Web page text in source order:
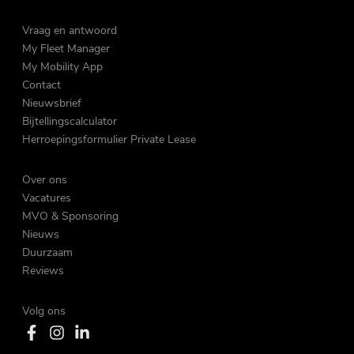
Vraag en antwoord
My Fleet Manager
My Mobility App
Contact
Nieuwsbrief
Bijtellingscalculator
Herroepingsformulier Private Lease
Over ons
Vacatures
MVO & Sponsoring
Nieuws
Duurzaam
Reviews
Volg ons